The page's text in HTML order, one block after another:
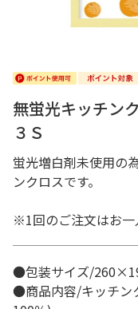
無蛍光キッチン
３Ｓ
蛍光増白剤未使用の
ンクロスです。
※1回のご注文はお一
●包装サイズ/
●商品内容/キッチ